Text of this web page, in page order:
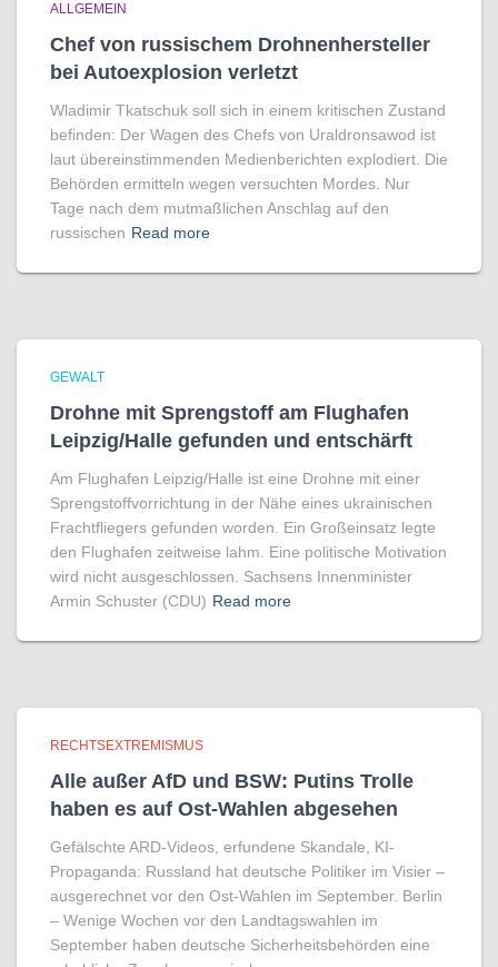
ALLGEMEIN
Chef von russischem Drohnenhersteller
bei Autoexplosion verletzt
Wladimir Tkatschuk soll sich in einem kritischen Zustand
befinden: Der Wagen des Chefs von Uraldronsawod ist
laut übereinstimmenden Medienberichten explodiert. Die
Behörden ermitteln wegen versuchten Mordes. Nur
Tage nach dem mutmaßlichen Anschlag auf den
russischen Read more
GEWALT
Drohne mit Sprengstoff am Flughafen
Leipzig/Halle gefunden und entschärft
Am Flughafen Leipzig/Halle ist eine Drohne mit einer
Sprengstoffvorrichtung in der Nähe eines ukrainischen
Frachtfliegers gefunden worden. Ein Großeinsatz legte
den Flughafen zeitweise lahm. Eine politische Motivation
wird nicht ausgeschlossen. Sachsens Innenminister
Armin Schuster (CDU) Read more
RECHTSEXTREMISMUS
Alle außer AfD und BSW: Putins Trolle
haben es auf Ost-Wahlen abgesehen
Gefälschte ARD-Videos, erfundene Skandale, KI-
Propaganda: Russland hat deutsche Politiker im Visier –
ausgerechnet vor den Ost-Wahlen im September. Berlin
– Wenige Wochen vor den Landtagswahlen im
September haben deutsche Sicherheitsbehörden eine